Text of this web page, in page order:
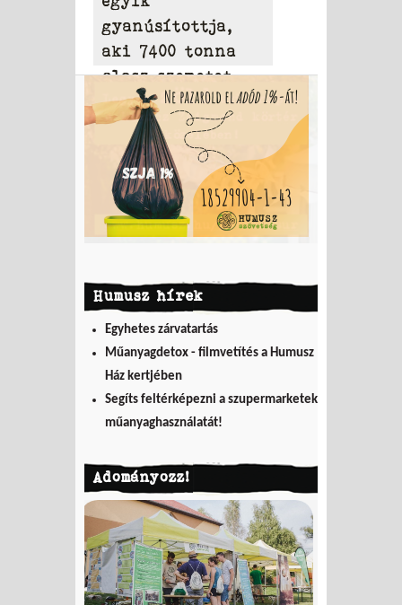
gyanúsítottja,
aki 7400 tonna
olasz szemetet
hordott Tamásiba
Humusz hírek
Egyhetes zárvatartás
Műanyagdetox - filmvetítés a Humusz
Ház kertjében
Segíts feltérképezni a szupermarketek
műanyaghasználatát!
Adományozz!